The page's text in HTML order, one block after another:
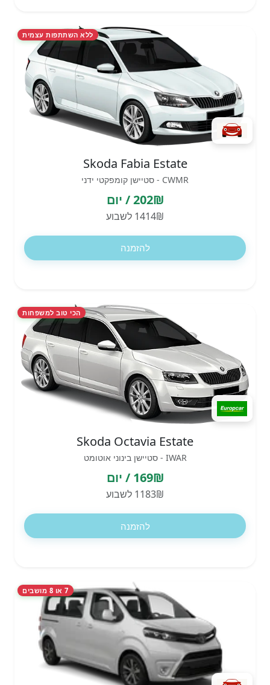
ללא השתתפות עצמית
Skoda Fabia Estate
CWMR - סטיישן קומפקטי ידני
202₪ / יום
1414₪ לשבוע
להזמנה
הכי טוב למשפחות
Skoda Octavia Estate
IWAR - סטיישן בינוני אוטומט
169₪ / יום
1183₪ לשבוע
להזמנה
7 או 8 מושבים